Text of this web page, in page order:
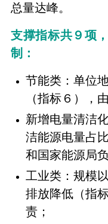
总量达峰。
支撑指标共９项
制：
节能类：单位
（指标６），
新增电量清洁
洁能源电量占
和国家能源局
工业类：规模
排放降低（指
责；